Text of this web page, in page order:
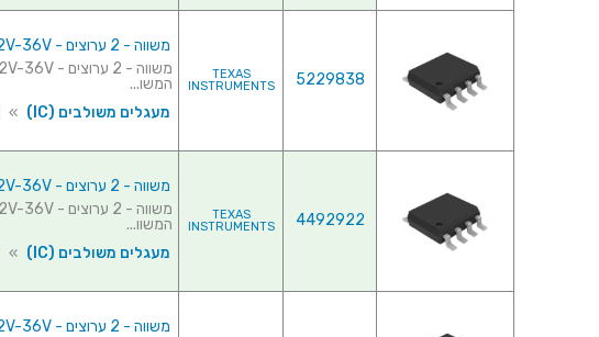
5229838
TEXAS
INSTRUMENTS
משווה - 2 ערוצים - SMD - 300ns - 2V-36V
המשו...
מעגלים משולבים (IC)
»
4492922
TEXAS
INSTRUMENTS
משווה - 2 ערוצים - SMD - 300ns - 2V-36V
המשוו...
מעגלים משולבים (IC)
»
משווה - 2 ערוצים - SMD - 300ns - 2V-36V